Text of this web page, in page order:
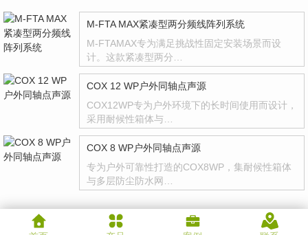
M-FTA MAX紧凑型两分频线阵列系统
M-FTAMAX专为满足挑战性固定安装场景而设
计。这款紧凑型两分…
COX 12 WP户外同轴点声源
COX12WP专为户外环境下的长时间使用而设计，
采用耐候性箱体与…
COX 8 WP户外同轴点声源
专为户外可靠性打造的COX8WP，集耐候性箱体
与多层防尘防水网…